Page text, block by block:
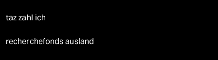
taz zahl ich
recherchefonds ausland